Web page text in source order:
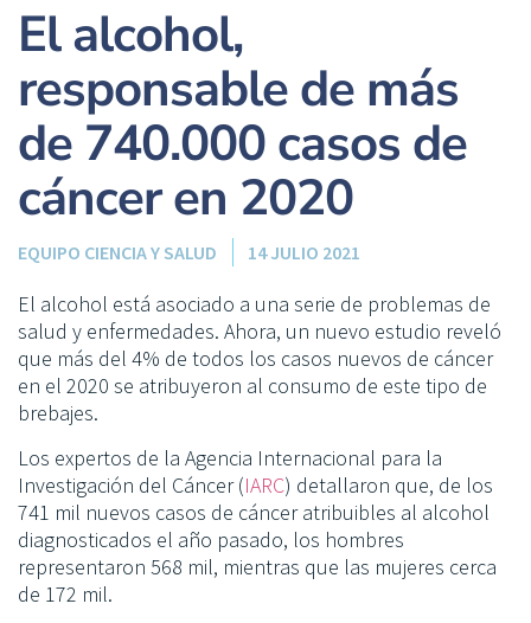
El alcohol,
responsable de más
de 740.000 casos de
cáncer en 2020
EQUIPO CIENCIA Y SALUD 14 JULIO 2021
El alcohol está asociado a una serie de problemas de
salud y enfermedades. Ahora, un nuevo estudio reveló
que más del 4% de todos los casos nuevos de cáncer
en el 2020 se atribuyeron al consumo de este tipo de
brebajes.
Los expertos de la Agencia Internacional para la
Investigación del Cáncer (IARC) detallaron que, de los
741 mil nuevos casos de cáncer atribuibles al alcohol
diagnosticados el año pasado, los hombres
representaron 568 mil, mientras que las mujeres cerca
de 172 mil.